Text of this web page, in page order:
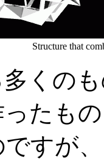
Structure that
くのも
たも
ですが